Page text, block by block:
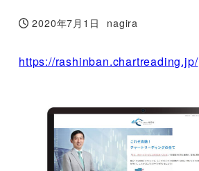
投稿日
2020年7月1日
著
nagira
https://rashinban.chartreading.jp/